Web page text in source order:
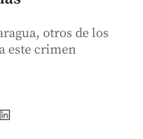
otros de los
este crimen